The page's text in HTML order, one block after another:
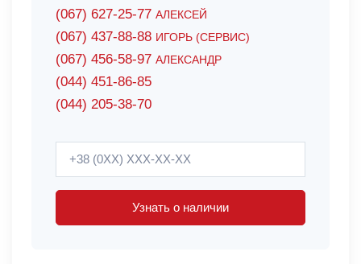
(067) 627-25-77 АЛЕКСЕЙ
(067) 437-88-88 ИГОРЬ (СЕРВИС)
(067) 456-58-97 АЛЕКСАНДР
(044) 451-86-85
(044) 205-38-70
Узнать о наличии